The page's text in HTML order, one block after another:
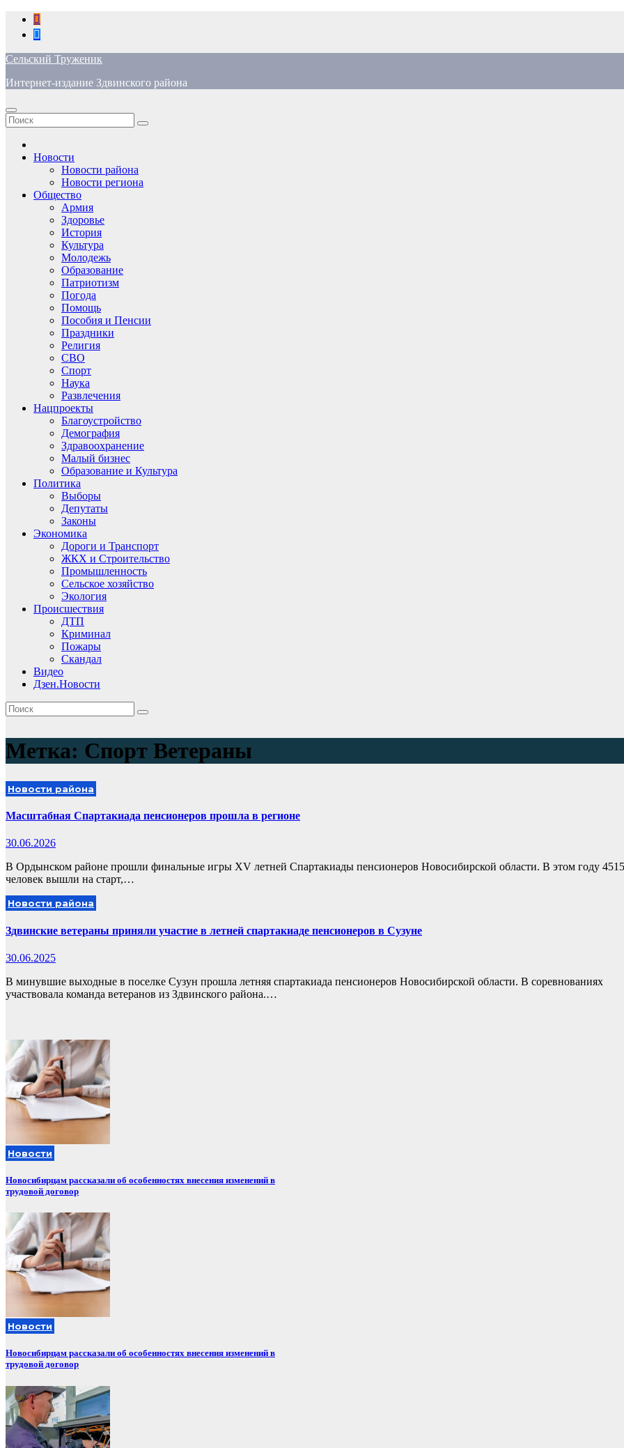
Перейти
содержимому
Сельский Труженик
Интернет-издание Здвинского района
Новости
Новости района
Новости региона
Общество
Армия
Здоровье
История
Культура
Молодежь
Образование
Патриотизм
Погода
Помощь
Пособия и Пенсии
Праздники
Религия
СВО
Спорт
Наука
Развлечения
Нацпроекты
Благоустройство
Демография
Здравоохранение
Малый бизнес
Образование и Культура
Политика
Выборы
Депутаты
Законы
Экономика
Дороги и Транспорт
ЖКХ и Строительство
Промышленность
Сельское хозяйство
Экология
Происшествия
ДТП
Криминал
Пожары
Скандал
Видео
Дзен.Новости
Метка: Спорт Ветераны
Новости района
Масштабная Спартакиада пенсионеров прошла в регионе
30.06.2026
В Ордынском районе прошли финальные игры XV летней Спартакиады пенсионеров Новосибирской области. В этом году 4515
человек вышли на старт,…
Новости района
Здвинские ветераны приняли участие в летней спартакиаде пенсионеров в Сузуне
30.06.2025
В минувшие выходные в поселке Сузун прошла летняя спартакиада пенсионеров Новосибирской области. В соревнованиях
участвовала команда ветеранов из Здвинского района.…
Новости
Новосибирцам рассказали об особенностях внесения изменений в
трудовой договор
Новости
Новосибирцам рассказали об особенностях внесения изменений в
трудовой договор